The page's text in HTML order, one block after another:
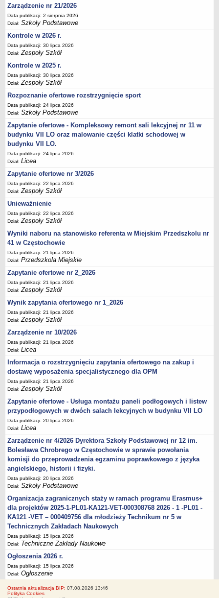
Statut
Majątek
Godziny dyżurów
Ogłoszenia
Zarządzenia
Rejestry, ewidencje, archiwa
Kontrole
PONOWNE WYKORZYSTYWANIE
Sprawozdania
Deklaracja dostępności
DEKLARACJA DOSTĘPNOŚCI
OŚWIADCZENIA MAJĄTKOWE
UDOSTĘPNIANIE INFORMACJI PUBLICZNEJ
OCHRONA DANYCH OSOBOWYCH
Zarządzenie nr 21/2026
Data publikacji: 2 sierpnia 2026
Dział:Szkoły Podstawowe
Kontrole w 2026 r.
Data publikacji: 30 lipca 2026
Dział:Zespoły Szkół
Kontrole w 2025 r.
Data publikacji: 30 lipca 2026
Dział:Zespoły Szkół
Rozpoznanie ofertowe rozstrzygnięcie sport
Data publikacji: 24 lipca 2026
Dział:Szkoły Podstawowe
Zapytanie ofertowe - Kompleksowy remont sali lekcyjnej nr 11 w
budynku VII LO oraz malowanie części klatki schodowej w
budynku VII LO.
Data publikacji: 24 lipca 2026
Dział:Licea
Zapytanie ofertowe nr 3/2026
Data publikacji: 22 lipca 2026
Dział:Zespoły Szkół
Unieważnienie
Data publikacji: 22 lipca 2026
Dział:Zespoły Szkół
Wyniki naboru na stanowisko referenta w Miejskim Przedszkolu nr
41 w Częstochowie
Data publikacji: 21 lipca 2026
Dział:Przedszkola Miejskie
Zapytanie ofertowe nr 2_2026
Data publikacji: 21 lipca 2026
Dział:Zespoły Szkół
Wynik zapytania ofertowego nr 1_2026
Data publikacji: 21 lipca 2026
Dział:Zespoły Szkół
Zarządzenie nr 10/2026
Data publikacji: 21 lipca 2026
Dział:Licea
Informacja o rozstrzygnięciu zapytania ofertowego na zakup i
dostawę wyposażenia specjalistycznego dla OPM
Data publikacji: 21 lipca 2026
Dział:Zespoły Szkół
Zapytanie ofertowe - Usługa montażu paneli podłogowych i listew
przypodłogowych w dwóch salach lekcyjnych w budynku VII LO
Data publikacji: 20 lipca 2026
Dział:Licea
Zarządzenie nr 4/2026 Dyrektora Szkoły Podstawowej nr 12 im.
Bolesława Chrobrego w Częstochowie w sprawie powołania
komisji do przeprowadzenia egzaminu poprawkowego z języka
angielskiego, historii i fizyki.
Data publikacji: 20 lipca 2026
Dział:Szkoły Podstawowe
Organizacja zagranicznych staży w ramach programu Erasmus+
dla projektów 2025-1-PL01-KA121-VET-000308768 2026 - 1 -PL01 -
KA121 -VET – 000409756 dla młodzieży Technikum nr 5 w
Technicznych Zakładach Naukowych
Data publikacji: 15 lipca 2026
Dział: Techniczne Zakłady Naukowe
Ogłoszenia 2026 r.
Data publikacji: 15 lipca 2026
Dział:Ogłoszenie
Ostatnia aktualizacja BIP: 07.08.2026 13:46
Polityka Cookies